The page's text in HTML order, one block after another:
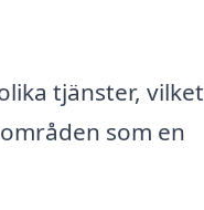
tjänster, vilket
som en